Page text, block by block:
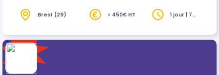
Brest (29) > 450€ HT
1 jour | 7